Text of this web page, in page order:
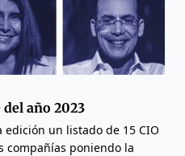
año 2023
un listado de 15 CIO
compañías poniendo la